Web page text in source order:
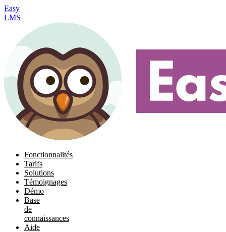
Easy
LMS
Fonctionnalités
Tarifs
Solutions
Témoignages
Démo
Base
de
connaissances
Aide